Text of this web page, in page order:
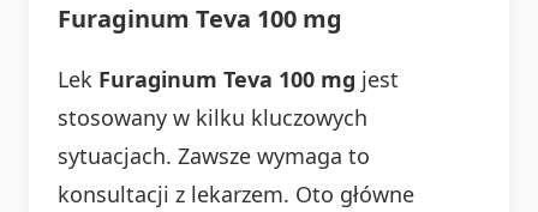
Furaginum Teva 100 mg
Lek Furaginum Teva 100 mg jest
stosowany w kilku kluczowych
sytuacjach. Zawsze wymaga to
konsultacji z lekarzem. Oto główne